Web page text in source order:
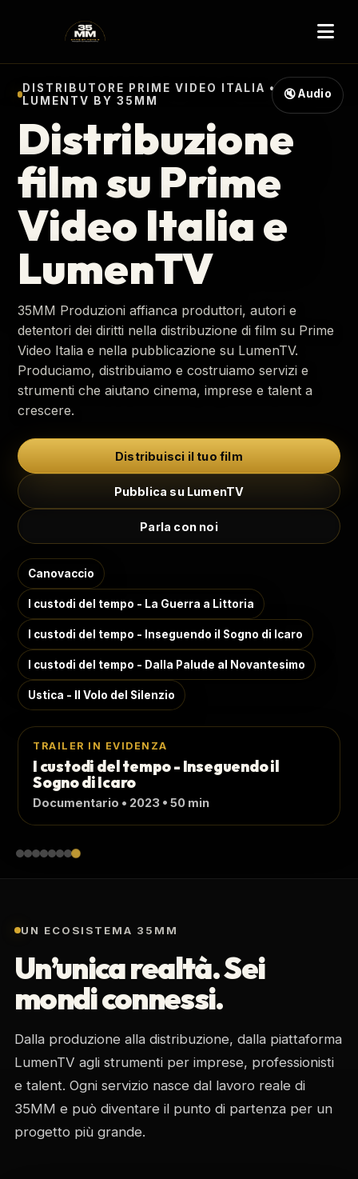
🔇 Audio
DISTRIBUTORE PRIME VIDEO ITALIA •
LUMENTV BY 35MM
Distribuzione
film su Prime
Video Italia e
LumenTV
35MM Produzioni affianca produttori, autori e
detentori dei diritti nella distribuzione di film su Prime
Video Italia e nella pubblicazione su LumenTV.
Produciamo, distribuiamo e costruiamo servizi e
strumenti che aiutano cinema, imprese e talent a
crescere.
Distribuisci il tuo film
Pubblica su LumenTV
Parla con noi
Canovaccio
I custodi del tempo - La Guerra a Littoria
I custodi del tempo - Inseguendo il Sogno di Icaro
I custodi del tempo - Dalla Palude al Novantesimo
Ustica - Il Volo del Silenzio
TRAILER IN EVIDENZA
Canovaccio
Commedia • 2024 • 12 min
UN ECOSISTEMA 35MM
Un’unica realtà. Sei
mondi connessi.
Dalla produzione alla distribuzione, dalla piattaforma
LumenTV agli strumenti per imprese, professionisti
e talent. Ogni servizio nasce dal lavoro reale di
35MM e può diventare il punto di partenza per un
progetto più grande.